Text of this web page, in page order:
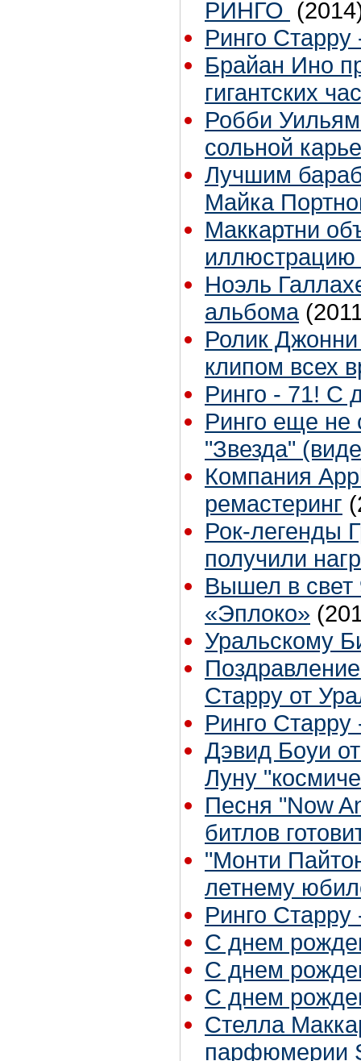
РИНГО
Ринго Старру
Брайан Ино
гигантских
Робби
сольной
Лучшим
Майка
Маккартни
иллюстрацию
Ноэль
альбома
Ролик
клипом всех
Ринго - 71! С
Ринго еще не
"Звезда"
Компания
ремастеринг
Рок-легенды
получили
Вышел в свет
«Эплоко»
Уральскому
Старру от
Ринго Старру
Дэвид Боуи
Луну
Песня "Now
битлов
"Монти
летнему
Ринго Старру
С днем
С днем
С днем
Стелла
парфюмерии